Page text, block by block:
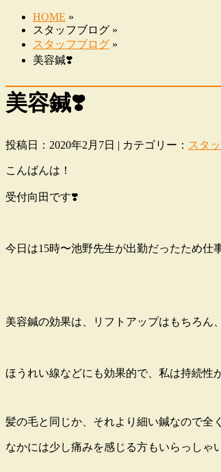
HOME »
スタッフブログ »
スタッフブログ »
美容鍼❣️
美容鍼❣️
投稿日：2020年2月7日 | カテゴリー： スタ
こんばんは！
受付向田です❣️
今日は15時〜池野先生が出勤だったため仕
美容鍼の効果は、リフトアップはもちろ
ほうれい線などにも効果的で、私は持続性
髪の毛と同じか、それより細い鍼なので全
なかには少し痛みを感じる方もいらっしゃ